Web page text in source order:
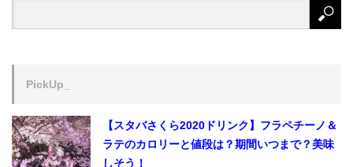
PickUp_
【スタバさくら2020ドリンク】フラペチーノ＆
ラテのカロリーと値段は？期間いつまで？美味
しそう！